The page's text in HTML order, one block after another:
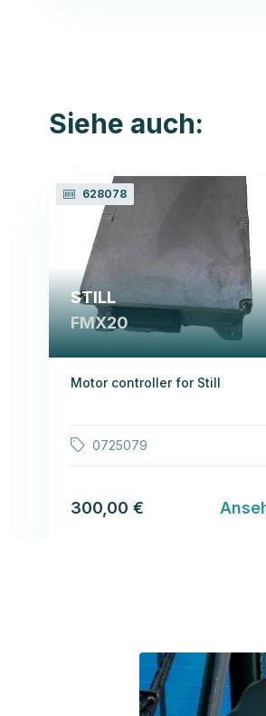
Siehe auch:
628078
STILL
FMX20
Motor controller for Still
0725079
300,00 €